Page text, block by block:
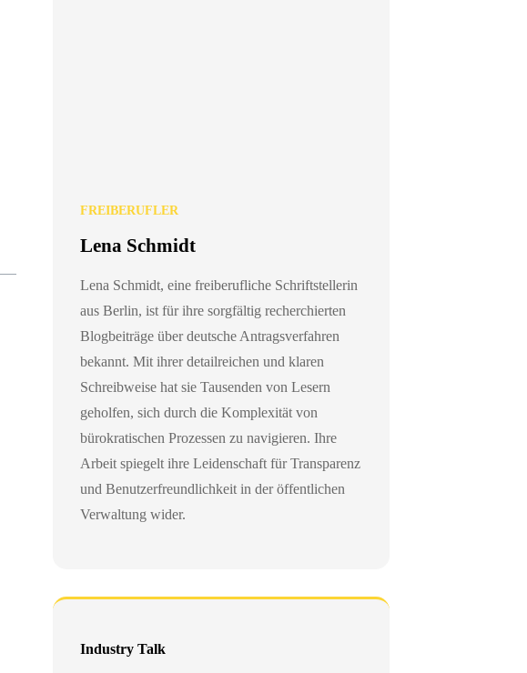
FREIBERUFLER
Lena Schmidt
Lena Schmidt, eine freiberufliche Schriftstellerin
aus Berlin, ist für ihre sorgfältig recherchierten
Blogbeiträge über deutsche Antragsverfahren
bekannt. Mit ihrer detailreichen und klaren
Schreibweise hat sie Tausenden von Lesern
geholfen, sich durch die Komplexität von
bürokratischen Prozessen zu navigieren. Ihre
Arbeit spiegelt ihre Leidenschaft für Transparenz
und Benutzerfreundlichkeit in der öffentlichen
Verwaltung wider.
Industry Talk